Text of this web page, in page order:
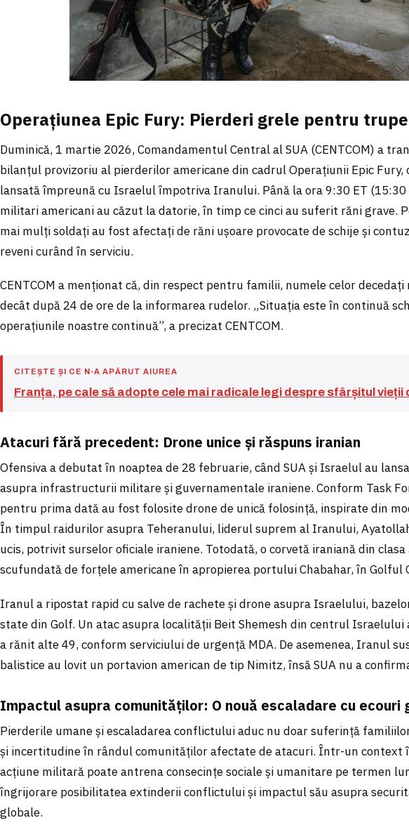
Operațiunea Epic Fury: Pierderi grele pentru
Duminică, 1 martie 2026, Comandamentul Central al SUA (CENTCOM) a
bilanțul provizoriu al pierderilor americane din cadrul Operațiunii Epic Fury,
lansată împreună cu Israelul împotriva Iranului. Până la ora 9:30 ET (15:30
militari americani au căzut la datorie, în timp ce cinci au suferit răni grave.
mai mulți soldați au fost afectați de răni ușoare provocate de schije și
reveni curând în serviciu.
CENTCOM a menționat că, din respect pentru familii, numele celor
decât după 24 de ore de la informarea rudelor. „Situația este în continuă
operațiunile noastre continuă”, a precizat CENTCOM.
CITEȘTE ȘI CE N-A APĂRUT AIUREA
Franța, pe cale să adopte cele mai radicale legi despre sfârșitul vieții
Atacuri fără precedent: Drone unice și răspuns iranian
Ofensiva a debutat în noaptea de 28 februarie, când SUA și Israelul au
asupra infrastructurii militare și guvernamentale iraniene. Conform Task
pentru prima dată au fost folosite drone de unică folosință, inspirate din
În timpul raidurilor asupra Teheranului, liderul suprem al Iranului,
ucis, potrivit surselor oficiale iraniene. Totodată, o corvetă iraniană din
scufundată de forțele americane în apropierea portului Chabahar, în Golful
Iranul a ripostat rapid cu salve de rachete și drone asupra Israelului,
state din Golf. Un atac asupra localității Beit Shemesh din centrul Israelului
a rănit alte 49, conform serviciului de urgență MDA. De asemenea, Iranul
balistice au lovit un portavion american de tip Nimitz, însă SUA nu a
Impactul asupra comunităților: O nouă escaladare cu ecouri
Pierderile umane și escaladarea conflictului aduc nu doar suferință
și incertitudine în rândul comunităților afectate de atacuri. Într-un context
acțiune militară poate antrena consecințe sociale și umanitare pe termen
îngrijorare posibilitatea extinderii conflictului și impactul său asupra
globale.